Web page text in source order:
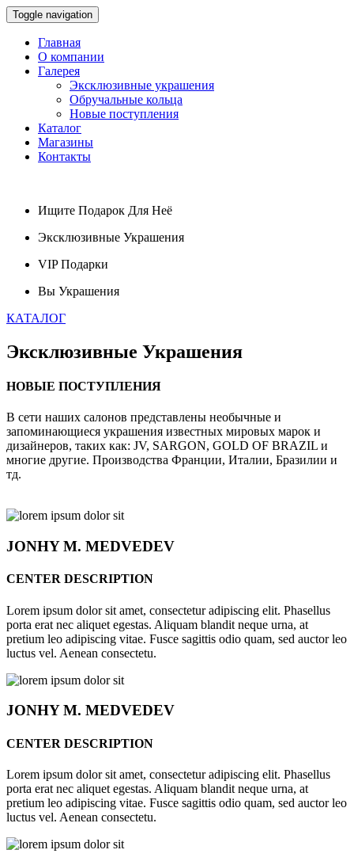
Toggle navigation
Главная
О компании
Галерея
Эксклюзивные украшения
Обручальные кольца
Новые поступления
Каталог
Магазины
Контакты
Ищите Подарок Для Неё
Эксклюзивные Украшения
VIPПодарки
Вы Украшения
КАТАЛОГ
Эксклюзивные Украшения
НОВЫЕ ПОСТУПЛЕНИЯ
В сети наших салонов представлены необычные и
запоминающиеся украшения известных мировых марок и
дизайнеров, таких как: JV, SARGON, GOLD OF BRAZIL и
многие другие. Производства Франции, Италии, Бразилии и
тд.
JONHYM. MEDVEDEV
CENTER DESCRIPTION
Lorem ipsum dolor sit amet, consectetur adipiscing elit. Phasellus
porta erat nec aliquet egestas. Aliquam blandit neque urna, at
pretium leo adipiscing vitae. Fusce sagittis odio quam, sed auctor leo
luctus vel. Aenean consectetu.
JONHYM. MEDVEDEV
CENTER DESCRIPTION
Lorem ipsum dolor sit amet, consectetur adipiscing elit. Phasellus
porta erat nec aliquet egestas. Aliquam blandit neque urna, at
pretium leo adipiscing vitae. Fusce sagittis odio quam, sed auctor leo
luctus vel. Aenean consectetu.